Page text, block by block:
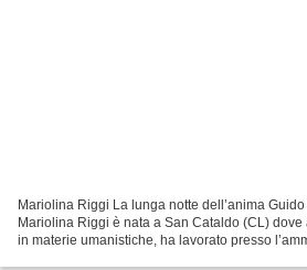
Mariolina Riggi La lunga notte dell’anima
Mariolina Riggi è nata a San Cataldo (CL)
in materie umanistiche, ha lavorato presso